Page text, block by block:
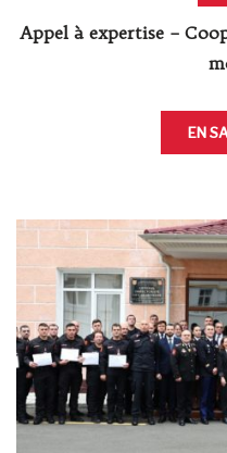
Appel à expertise –
EN